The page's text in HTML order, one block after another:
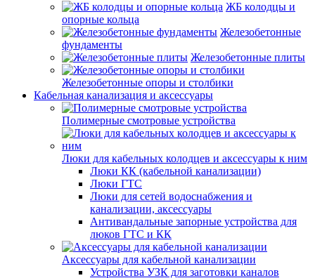
ЖБ колодцы и
опорные кольца
Железобетонные
фундаменты
Железобетонные плиты
Железобетонные опоры и столбики
Кабельная канализация и аксессуары
Полимерные смотровые устройства
Люки для кабельных колодцев и аксессуары к ним
Люки КК (кабельной канализации)
Люки ГТС
Люки для сетей водоснабжения и
канализации, аксессуары
Антивандальные запорные устройства для
люков ГТС и КК
Аксессуары для кабельной канализации
Устройства УЗК для заготовки каналов